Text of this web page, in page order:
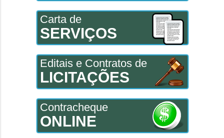
Carta de
SERVIÇOS
Editais e Contratos de
LICITAÇÕES
Contracheque
ONLINE